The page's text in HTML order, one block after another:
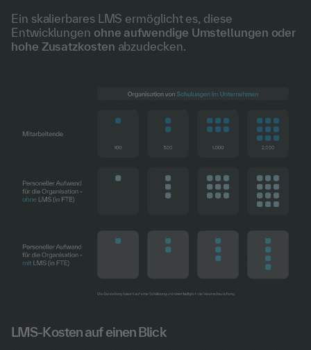
Ein skalierbares LMS ermöglicht es, diese
Entwicklungen ohne aufwendige Umstellungen oder
hohe Zusatzkosten abzudecken.
LMS-Kosten auf einen Blick